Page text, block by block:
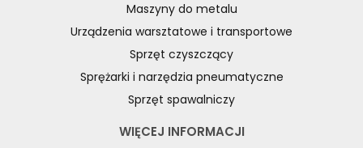
Maszyny do metalu
Urządzenia warsztatowe i transportowe
Sprzęt czyszczący
Sprężarki i narzędzia pneumatyczne
Sprzęt spawalniczy
WIĘCEJ INFORMACJI